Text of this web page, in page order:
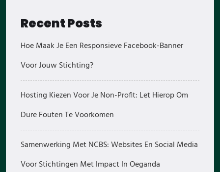
Recent Posts
Hoe Maak Je Een Responsieve Facebook-Banner
Voor Jouw Stichting?
Hosting Kiezen Voor Je Non-Profit: Let Hierop Om
Dure Fouten Te Voorkomen
Samenwerking Met NCBS: Websites En Social Media
Voor Stichtingen Met Impact In Oeganda